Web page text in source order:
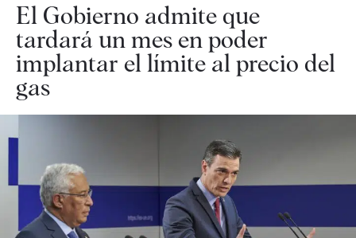
El Gobierno admite que
tardará un mes en poder
implantar el límite al precio del
gas